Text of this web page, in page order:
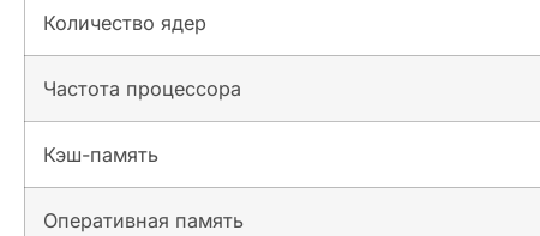
Количество ядер
Частота процессора
Кэш-память
Оперативная память